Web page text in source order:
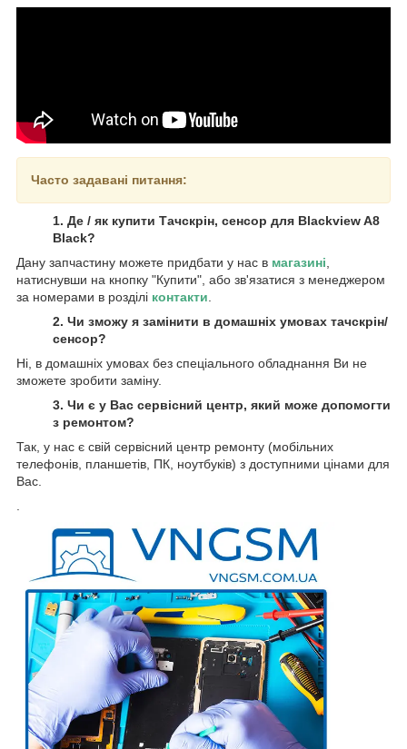
Часто задавані питання:
1. Де / як купити Тачскрін, сенсор для Blackview A8
Black?
Дану запчастину можете придбати у нас в магазині
натиснувши на кнопку "Купити", або зв'язатися з менеджером
за номерами в розділі контакти
2. Чи зможу я замінити в домашніх умовах тачскрін/
сенсор?
Ні, в домашніх умовах без спеціального обладнання Ви не
зможете зробити заміну.
3. Чи є у Вас сервісний центр, який може допомогти
з ремонтом?
Так, у нас є свій сервісний центр ремонту (мобільних
телефонів, планшетів, ПК, ноутбуків) з доступними цінами для
Вас.